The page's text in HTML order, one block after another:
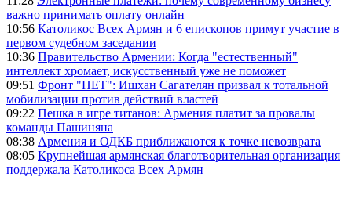
важно принимать оплату онлайн
10:56 Католикос Всех Армян и 6 епископов примут участие в
первом судебном заседании
10:36 Правительство Армении: Когда "естественный"
интеллект хромает, искусственный уже не поможет
09:51 Фронт "НЕТ": Ишхан Сагателян призвал к тотальной
мобилизации против действий властей
09:22 Пешка в игре титанов: Армения платит за провалы
команды Пашиняна
08:38 Армения и ОДКБ приближаются к точке невозврата
08:05 Крупнейшая армянская благотворительная организация
поддержала Католикоса Всех Армян